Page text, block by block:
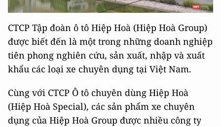
CTCP Tập đoàn ô tô Hiệp Hoà (Hiệp Hoà Group)
được biết đến là một trong những doanh nghiệp
tiên phong nghiên cứu, sản xuất, nhập và xuất
khẩu các loại xe chuyên dụng tại Việt Nam.
Cùng với CTCP Ô tô chuyên dùng Hiệp Hoà
(Hiệp Hoà Special), các sản phẩm xe chuyên
dụng của Hiệp Hoà Group được nhiều công ty